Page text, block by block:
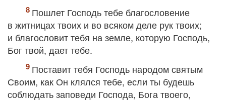
Пошлет Господь тебе благословение
в житницах твоих и во всяком деле рук твоих;
и благословит тебя на земле, которую Господь,
Бог твой, дает тебе.
Поставит тебя Господь народом святым
Своим, как Он клялся тебе, если ты будешь
соблюдать заповеди Господа, Бога твоего,